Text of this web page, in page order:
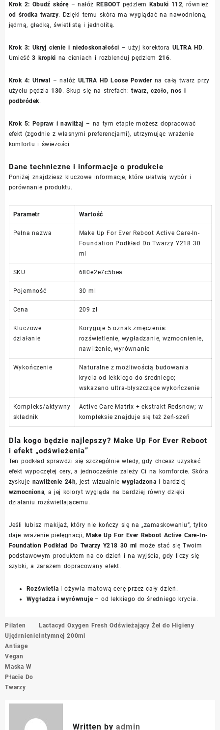
Krok 2: Obudź skórę– nałóż REBOOTpędzlem Kabuki 112, również
od środka twarzy. Dzięki temu skóra ma wyglądać na nawodnioną,
jędrną, gładką, świetlistą i jednolitą.
Krok 3: Ukryj cienie i niedoskonałości – użyj korektora ULTRA HD.
Umieść3 kropki na cieniach i rozblenduj pędzlem 216.
Krok 4: Utrwal – nałóż ULTRA HD Loose Powderna całą twarz przy
użyciu pędzla 130. Skup się na strefach:twarz, czoło, nos i
podbródek.
Krok 5: Popraw i nawilżaj – na tym etapie możesz dopracować
efekt (zgodnie z własnymi preferencjami), utrzymując wrażenie
komfortu i świeżości.
Dane techniczne i informacje o produkcie
Poniżej znajdziesz kluczowe informacje, które ułatwią wybór i
porównanie produktu.
Parametr Wartość
Pełna nazwa
Make Up For Ever Reboot Active Care-In-
Foundation Podkład Do Twarzy Y218 30
ml
SKU 680e2e7c5bea
Pojemność 30 ml
Cena 209 zł
Kluczowe
działanie
Koryguje 5 oznak zmęczenia:
rozświetlenie, wygładzanie, wzmocnienie,
nawilżenie, wyrównanie
Wykończenie
Naturalne z możliwością budowania
krycia od lekkiego do średniego;
wskazano ultra-błyszczące wykończenie
Kompleks/aktywny
składnik
Active Care Matrix + ekstrakt Redsnow; w
kompleksie znajduje się też żeń-szeń
Dla kogo będzie najlepszy? Make Up For Ever Reboot
i efekt „odświeżenia”
Ten podkład sprawdzi się szczególnie wtedy, gdy chcesz uzyskać
efekt wypoczętej cery, a jednocześnie zależy Ci na komforcie. Skóra
zyskuje nawilżenie 24h, jest wizualniewygładzona i bardziej
wzmocniona, a jej koloryt wygląda na bardziej równy dzięki
działaniu rozświetlającemu.
Jeśli lubisz makijaż, który nie kończy się na „zamaskowaniu”, tylko
daje wrażenie pielęgnacji,Make Up For Ever Reboot Active Care-In-
Foundation Podkład Do Twarzy Y218 30 ml może stać się Twoim
podstawowym produktem na co dzień i na wyjścia, gdy liczy się
szybki, a zarazem dopracowany efekt.
Rozświetla i ożywia matową cerę przez cały dzień.
Wygładza i wyrównuje– od lekkiego do średniego krycia.
Nawigacja
wpisu
Pilaten
Ujędrnienie
Antiage
Vegan
Maska W
Płacie Do
Twarzy
Lactacyd Oxygen Fresh Odświeżający Żel do Higieny
Intymnej 200ml
Written by admin